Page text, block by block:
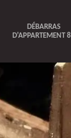
DÉBARRAS
D'APPARTEMENT